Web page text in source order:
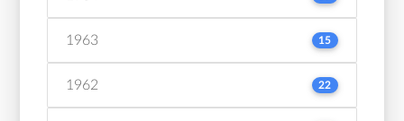
1963 15
1962 22